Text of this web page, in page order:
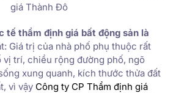
giá Thành Đô
tế thẩm định giá bất động sản là
Giá trị của nhà phố phụ thuộc rất
vị trí, chiều rộng đường phố, ngõ
xung quanh, kích thước thửa đất
vì vậy Công ty CP Thẩm định giá